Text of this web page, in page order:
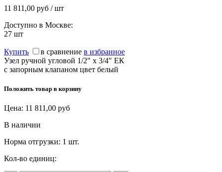
11 811,00 руб / шт
Доступно в Москве:
27 шт
Купить в сравнение в избранное
Узел ручной угловой 1/2" х 3/4" ЕК
с запорным клапаном цвет белый
Положить товар в корзину
Цена: 11 811,00 руб
В наличии
Норма отгрузки: 1 шт.
Кол-во единиц: